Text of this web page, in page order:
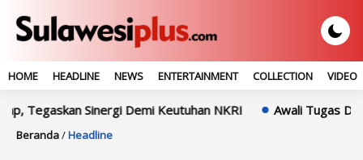
HOME HEADLINE NEWS ENTERTAINMENT COLLECTION VIDEO
Sinergi Demi Keutuhan NKRI Awali Tugas Di Polres
Beranda/Headline